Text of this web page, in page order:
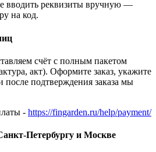
вводить реквизиты вручную —
на код.
счёт с полным пакетом
акт). Оформите заказ, укажите
подтверждения заказа мы
- https://fingarden.ru/help/payment/
Петербургу и Москве